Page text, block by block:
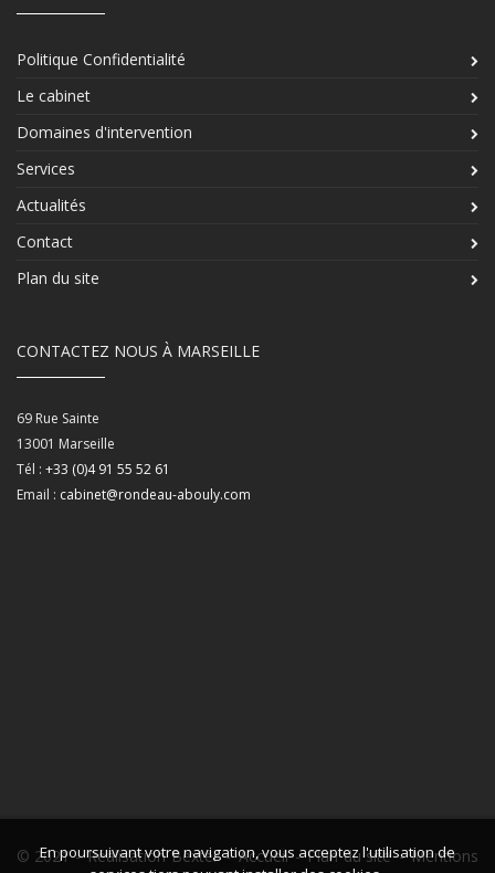
Politique Confidentialité
Le cabinet
Domaines d'intervention
Services
Actualités
Contact
Plan du site
CONTACTEZ NOUS À MARSEILLE
69 Rue Sainte
13001 Marseille
Tél : +33 (0)4 91 55 52 61
Email : cabinet@rondeau-abouly.com
© 2021 -Réalisation Bexter-Accueil-Plan du site-Mentions
En poursuivant votre navigation, vous acceptez l'utilisation de